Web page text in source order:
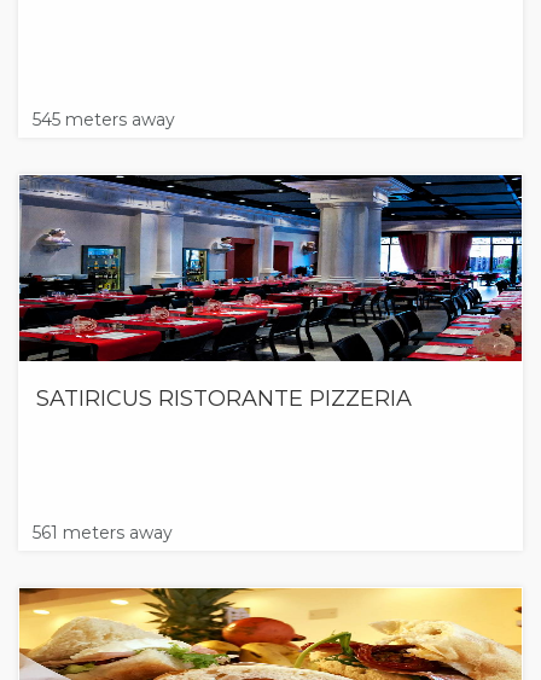
545 meters away
SATIRICUS RISTORANTE PIZZERIA
561 meters away